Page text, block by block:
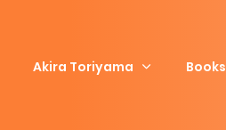
Akira Toriyama Books